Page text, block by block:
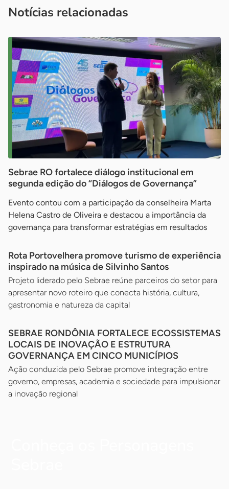
Notícias relacionadas
Sebrae RO fortalece diálogo institucional em
segunda edição do “Diálogos de Governança”
Evento contou com a participação da conselheira Marta
Helena Castro de Oliveira e destacou a importância da
governança para transformar estratégias em resultados
Rota Portovelhera promove turismo de experiência
inspirado na música de Silvinho Santos
Projeto liderado pelo Sebrae reúne parceiros do setor para
apresentar novo roteiro que conecta história, cultura,
gastronomia e natureza da capital
SEBRAE RONDÔNIA FORTALECE ECOSSISTEMAS
LOCAIS DE INOVAÇÃO E ESTRUTURA
GOVERNANÇA EM CINCO MUNICÍPIOS
Ação conduzida pelo Sebrae promove integração entre
governo, empresas, academia e sociedade para impulsionar
a inovação regional